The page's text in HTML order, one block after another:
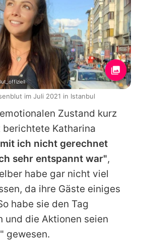
Zustand kurz
berichtete Katharina
ich nicht gerechnet
sehr entspannt war",
habe gar nicht viel
da ihre Gäste einiges
habe sie den Tag
und die Aktionen seien
gewesen.
im Juli 2021 in Istanbul